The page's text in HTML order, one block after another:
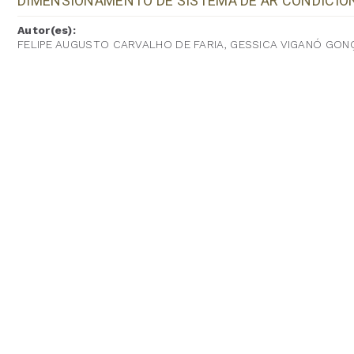
Autor(es):
FELIPE AUGUSTO CARVALHO DE FARIA, GESSICA VIGANÓ